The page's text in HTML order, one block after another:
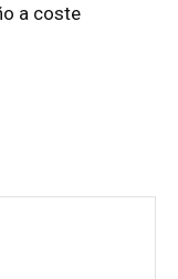
a coste